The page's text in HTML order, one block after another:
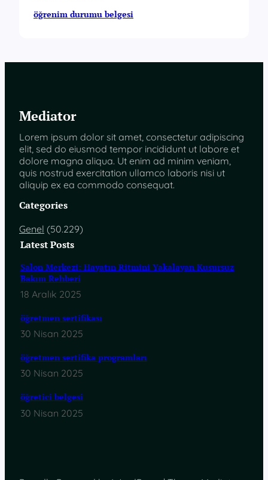
öğrenim durumu belgesi
Mediator
Lorem ipsum dolor sit amet, consectetur adipiscing
elit, sed do eiusmod tempor incididunt ut labore et
dolore magna aliqua. Ut enim ad minim veniam,
quis nostrud exercitation ullamco laboris nisi ut
aliquip ex ea commodo consequat.
Categories
Genel (50.229)
Latest Posts
Salon Merkezi: Hayatın Ritmini Yakalayan Kusursuz
Bakım Rehberi
18 Aralık 2025
öğretmen sertifikası
30 Nisan 2025
öğretmen sertifika programları
30 Nisan 2025
öğretici belgesi
30 Nisan 2025